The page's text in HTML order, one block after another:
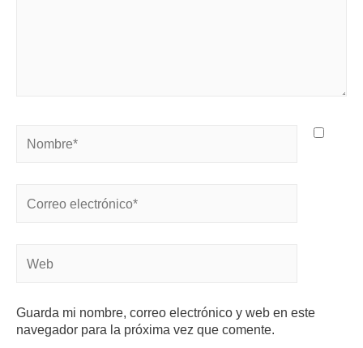
Guarda mi nombre, correo electrónico y web en este
navegador para la próxima vez que comente.